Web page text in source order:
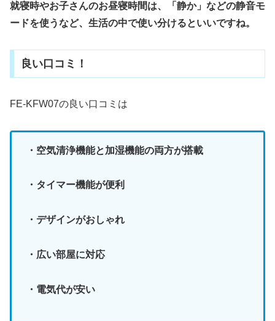
就寝時やお子さんのお昼寝時間は、「静か」などの静音モ
ードを使うなど、生活の中で使い分けるといいですね。
良い口コミ！
FE-KFW07の良い口コミは
・空気清浄機能と加湿機能の両方が搭載
・タイマー機能が便利
・デザインがおしゃれ
・広い部屋に対応
・電気代が安い